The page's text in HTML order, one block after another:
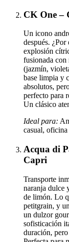
CK One –
Un icono
después.
explosión
fusionada con
(jazmín,
base limpia y
absolutos,
perfecto para
Un clásico
Ideal para:
casual,
Acqua di
Capri
Transporte
naranja dulce
de limón. Lo
petitgrain, y
un dulzor
sofisticación
duración,